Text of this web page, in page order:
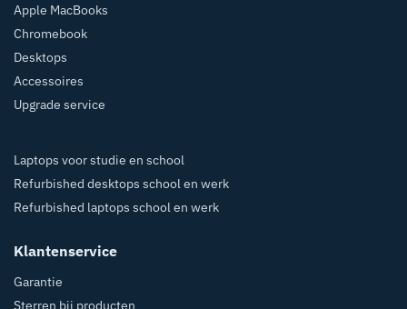
Apple MacBooks
Chromebook
Desktops
Accessoires
Upgrade service
Laptops voor studie en school
Refurbished desktops school en werk
Refurbished laptops school en werk
Klantenservice
Garantie
Sterren bij producten